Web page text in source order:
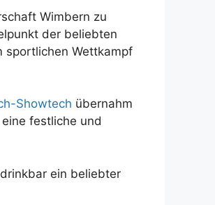
Wimbern zu
der beliebten
sportlichen Wettkampf
Showtech übernahm
festliche und
ein beliebter